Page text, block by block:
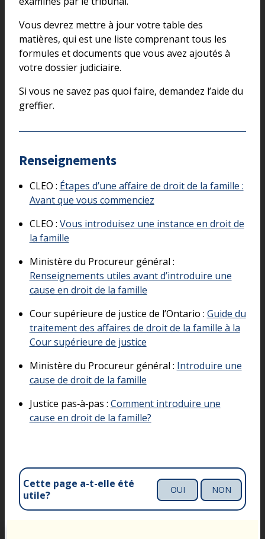
Vous devrez mettre à jour votre table des
matières, qui est une liste comprenant tous les
formules et documents que vous avez ajoutés à
votre dossier judiciaire.
Si vous ne savez pas quoi faire, demandez l’aide du
greffier.
Renseignements
CLEO : Étapes d’une affaire de droit de la famille :
Avant que vous commenciez
CLEO : Vous introduisez une instance en droit de
la famille
Ministère du Procureur général :
Renseignements utiles avant d’introduire une
cause en droit de la famille
Cour supérieure de justice de l’Ontario : Guide du
traitement des affaires de droit de la famille à la
Cour supérieure de justice
Ministère du Procureur général : Introduire une
cause de droit de la famille
Justice pas‑à‑pas : Comment introduire une
cause en droit de la famille?
Cette page a-t-elle été
utile?
OUI NON